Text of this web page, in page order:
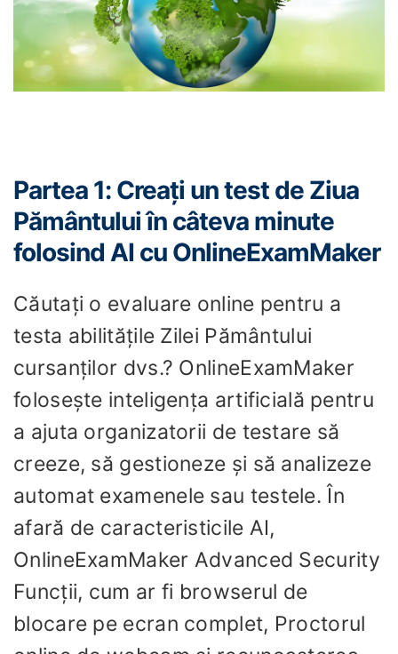
Partea 1: Creați un test de Ziua
Pământului în câteva minute
folosind AI cu OnlineExamMaker
Căutați o evaluare online pentru a
testa abilitățile Zilei Pământului
cursanților dvs.? OnlineExamMaker
folosește inteligența artificială pentru
a ajuta organizatorii de testare să
creeze, să gestioneze și să analizeze
automat examenele sau testele. În
afară de caracteristicile AI,
OnlineExamMaker Advanced Security
Funcții, cum ar fi browserul de
blocare pe ecran complet, Proctorul